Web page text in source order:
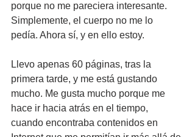
porque no me pareciera interesante.
Simplemente, el cuerpo no me lo
pedía. Ahora sí, y en ello estoy.
Llevo apenas 60 páginas, tras la
primera tarde, y me está gustando
mucho. Me gusta mucho porque me
hace ir hacia atrás en el tiempo,
cuando encontraba contenidos en